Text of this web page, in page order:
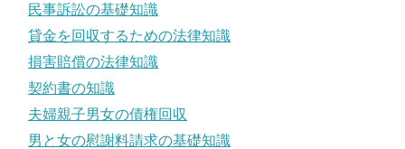
民事訴訟の基礎知識
貸金を回収するための法律知識
損害賠償の法律知識
契約書の知識
夫婦親子男女の債権回収
男と女の慰謝料請求の基礎知識